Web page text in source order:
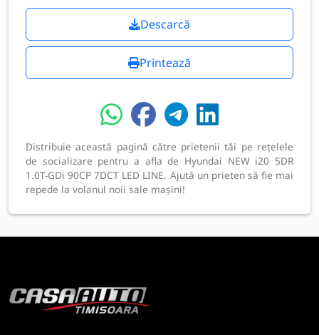
Descarcă
Printează
Distribuie această pagină către prietenii tăi pe rețelele
de socializare pentru a afla de Hyundai NEW i20 5DR
1.0T-GDi 90CP 7DCT LED LINE. Ajută un prieten să fie mai
repede la volanul noii sale mașini!